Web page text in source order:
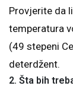
Provjerite da
temperatura
(49 stepeni
deterdžent.
2. Šta bih